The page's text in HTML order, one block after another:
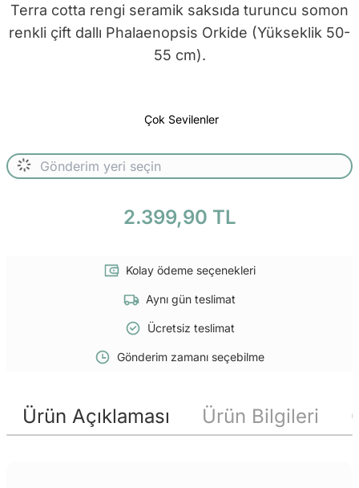
Terra cotta rengi seramik saksıda turuncu somon
renkli çift dallı Phalaenopsis Orkide (Yükseklik 50-
55 cm).
Çok Sevilenler
2.399,90 TL
Kolay ödeme seçenekleri
Aynı gün teslimat
Ücretsiz teslimat
Gönderim zamanı seçebilme
Ürün Açıklaması Ürün Bilgileri